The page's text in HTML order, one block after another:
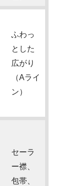
ふわっ
とした
広がり
（Aライ
ン）
セーラ
ー襟、
包帯、